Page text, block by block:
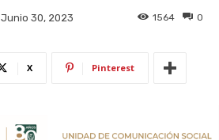
Junio 30, 2023 0
1564
X Pinterest